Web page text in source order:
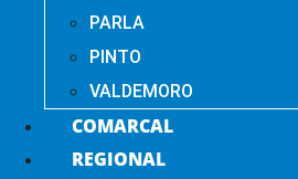
PARLA
PINTO
VALDEMORO
COMARCAL
REGIONAL